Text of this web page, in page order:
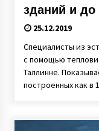
зданий и
25.12.2019
Специалисты из
с помощью
Таллинне.
построенных как в